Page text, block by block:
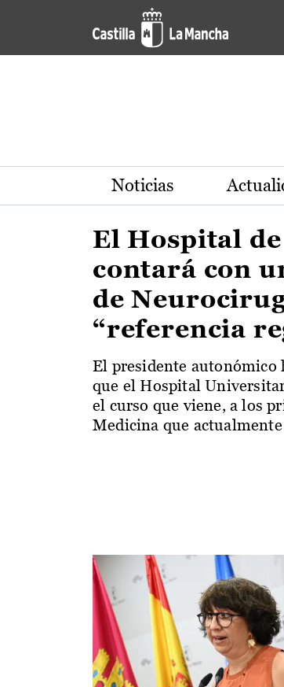
Pasar al contenido principal
Actualidad de la
Noticias
El Hospital de
contará con
de
“referencia
El presidente autonómico
que el Hospital
el curso que viene, a los
Medicina que